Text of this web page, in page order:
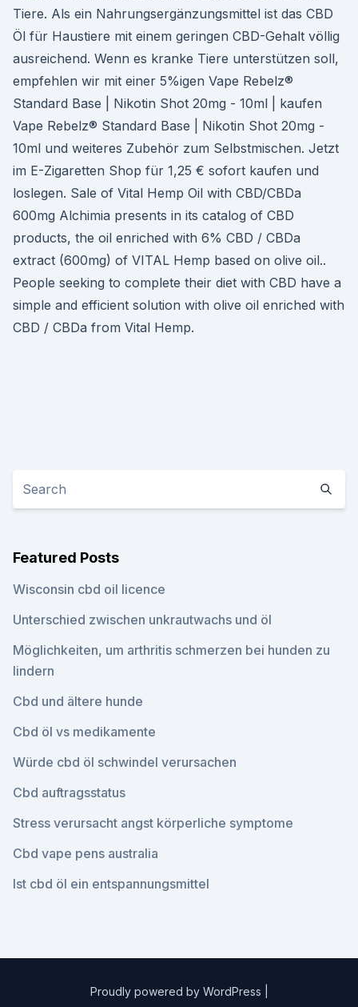
Tiere. Als ein Nahrungsergänzungsmittel ist das CBD
Öl für Haustiere mit einem geringen CBD-Gehalt völlig
ausreichend. Wenn es kranke Tiere unterstützen soll,
empfehlen wir mit einer 5%igen Vape Rebelz®
Standard Base | Nikotin Shot 20mg - 10ml | kaufen
Vape Rebelz® Standard Base | Nikotin Shot 20mg -
10ml und weiteres Zubehör zum Selbstmischen. Jetzt
im E-Zigaretten Shop für 1,25 € sofort kaufen und
loslegen. Sale of Vital Hemp Oil with CBD/CBDa
600mg Alchimia presents in its catalog of CBD
products, the oil enriched with 6% CBD / CBDa
extract (600mg) of VITAL Hemp based on olive oil..
People seeking to complete their diet with CBD have a
simple and efficient solution with olive oil enriched with
CBD / CBDa from Vital Hemp.
Featured Posts
Wisconsin cbd oil licence
Unterschied zwischen unkrautwachs und öl
Möglichkeiten, um arthritis schmerzen bei hunden zu
lindern
Cbd und ältere hunde
Cbd öl vs medikamente
Würde cbd öl schwindel verursachen
Cbd auftragsstatus
Stress verursacht angst körperliche symptome
Cbd vape pens australia
Ist cbd öl ein entspannungsmittel
Proudly powered by WordPress